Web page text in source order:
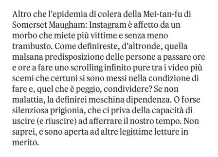
Altro che l’epidemia di colera della Mei-tan-fu di
Somerset Maugham: Instagram è affetto da un
morbo che miete più vittime e senza meno
trambusto. Come definireste, d’altronde, quella
malsana predisposizione delle persone a passare ore
e ore a fare uno scrolling infinito pure tra i video più
scemi che certuni si sono messi nella condizione di
fare e, quel che è peggio, condividere? Se non
malattia, la definirei meschina dipendenza. O forse
silenziosa prigionia, che ci priva della capacità di
uscire (e riuscire) ad afferrare il nostro tempo. Non
saprei, e sono aperta ad altre legittime letture in
merito.